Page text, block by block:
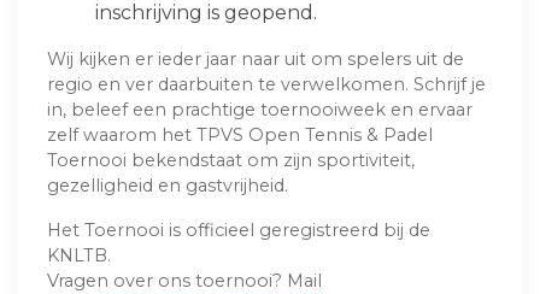
inschrijving is geopend.
Wij kijken er ieder jaar naar uit om spelers uit de
regio en ver daarbuiten te verwelkomen. Schrijf je
in, beleef een prachtige toernooiweek en ervaar
zelf waarom het TPVS Open Tennis & Padel
Toernooi bekendstaat om zijn sportiviteit,
gezelligheid en gastvrijheid.
Het Toernooi is officieel geregistreerd bij de
KNLTB.
Vragen over ons toernooi? Mail